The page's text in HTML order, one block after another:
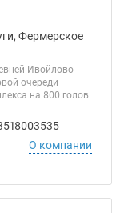
Фермерское
Ивойлово
очереди
на 800 голов
О компании